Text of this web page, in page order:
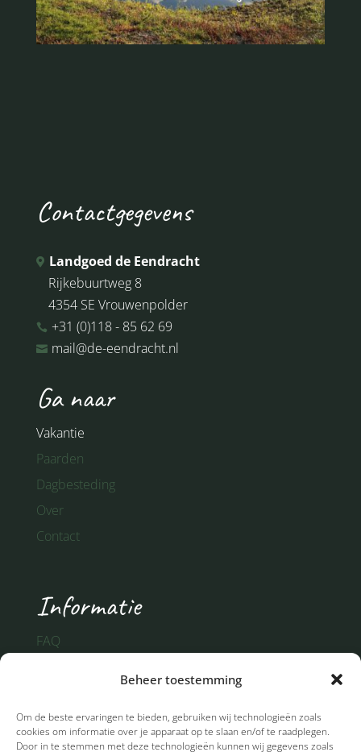
Beheer toestemming
Om de beste ervaringen te bieden, gebruiken wij technologieën zoals
cookies om informatie over je apparaat op te slaan en/of te raadplegen.
Door in te stemmen met deze technologieën kunnen wij gegevens zoals
Contactgegevens
 Landgoed de Eendracht
Rijkebuurtweg 8
4354 SE Vrouwenpolder
 +31 (0)118 - 85 62 69
 mail@de-eendracht.nl
Ga naar
Vakantie
Paarden
Dagbesteding
Over
Contact
Informatie
FAQ
Privacy